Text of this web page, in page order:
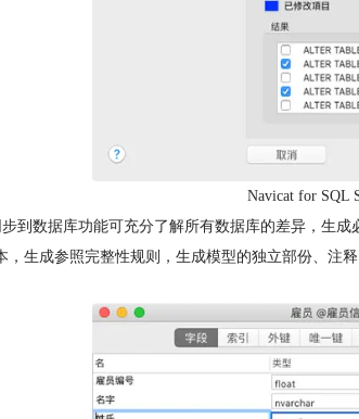
Navicat for SQL
到数据库功能可充分了解所有数据库的差异，生
，生成参照完整性规则，生成模型的独立部份、注